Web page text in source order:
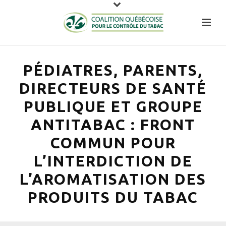
PÉDIATRES, PARENTS,
DIRECTEURS DE SANTÉ
PUBLIQUE ET GROUPE
ANTITABAC : FRONT
COMMUN POUR
L’INTERDICTION DE
L’AROMATISATION DES
PRODUITS DU TABAC